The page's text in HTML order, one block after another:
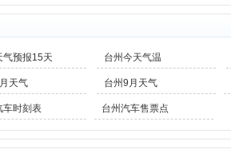
气预报15天 台州今天气温
天气 台州9月天气
车时刻表 台州汽车售票点